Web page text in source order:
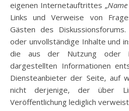
eigenen Internetauftrittes „
Links und Verweise von
Gästen des
oder unvollständige Inhalte und
die aus der Nutzung oder
dargestellten Informationen
Diensteanbieter der Seite, auf
nicht derjenige, der über
Veröffentlichung lediglich